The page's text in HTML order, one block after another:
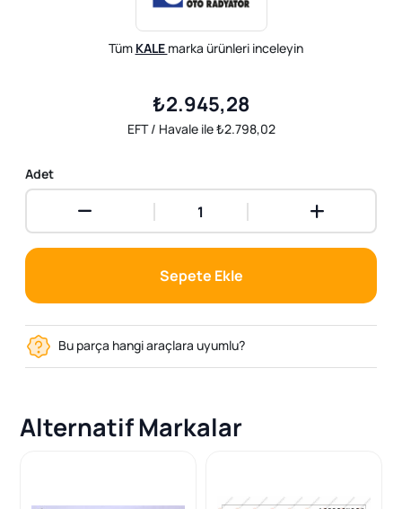
Tüm KALE marka ürünleri inceleyin
₺2.945,28
EFT / Havale ile ₺2.798,02
Adet
Sepete Ekle
Bu parça hangi araçlara uyumlu?
Alternatif Markalar